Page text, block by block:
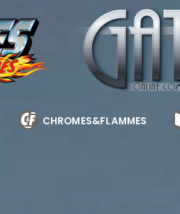
CHROMES&FLAMMES